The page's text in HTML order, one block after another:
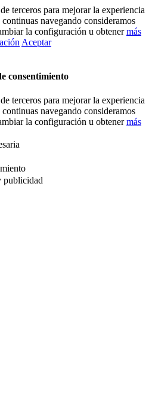
terceros para mejorar la experiencia
navegando consideramos
la configuración u obtenermás
Aceptar
consentimiento
terceros para mejorar la experiencia
navegando consideramos
la configuración u obtenermás
publicidad